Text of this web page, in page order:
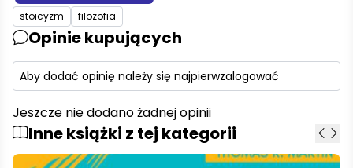
stoicyzm filozofia
Opinie kupujących
Aby dodać opinię należy się najpierwzalogować
Jeszcze nie dodano żadnej opinii
Inne książki z tej kategorii